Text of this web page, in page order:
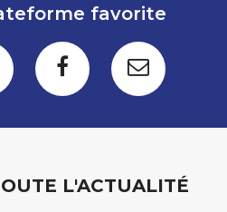
favorite
L'ACTUALITÉ